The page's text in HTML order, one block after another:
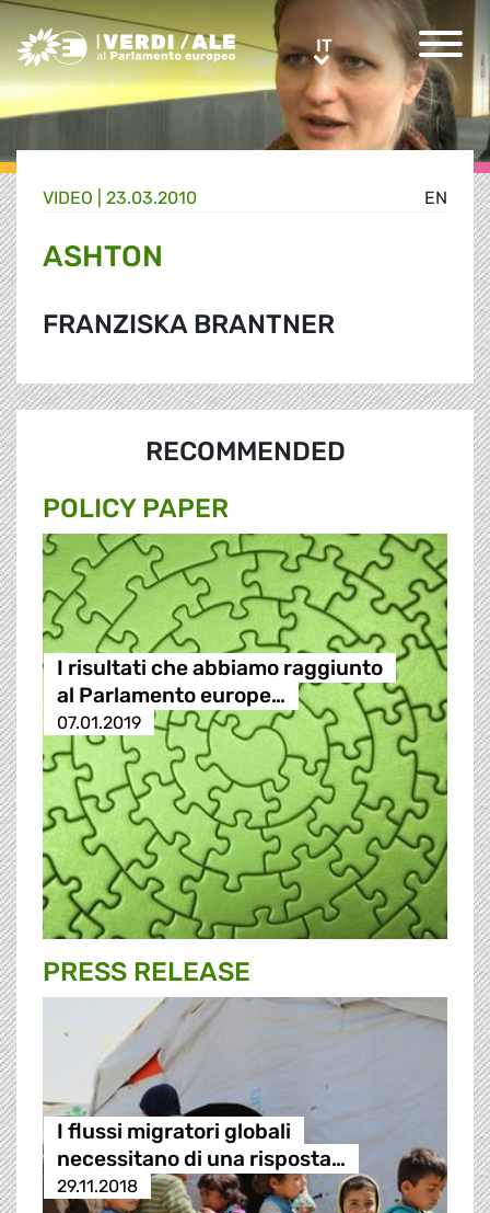
Greens/EFA Home ITIT
EN
VIDEO | 23.03.2010
ASHTON
FRANZISKA BRANTNER
RECOMMENDED
POLICY PAPER
I risultati che abbiamo raggiunto
al Parlamento europe…
07.01.2019
PRESS RELEASE
I flussi migratori globali
necessitano di una risposta…
29.11.2018